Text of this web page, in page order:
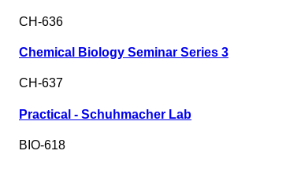
CH-636
Chemical Biology Seminar Series 3
CH-637
Practical - Schuhmacher Lab
BIO-618